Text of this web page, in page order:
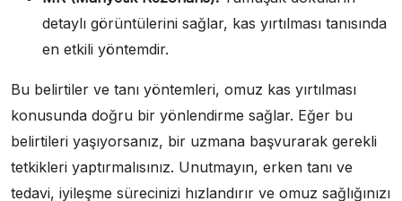
detaylı görüntülerini sağlar, kas yırtılması tanısında
en etkili yöntemdir.
Bu belirtiler ve tanı yöntemleri, omuz kas yırtılması
konusunda doğru bir yönlendirme sağlar. Eğer bu
belirtileri yaşıyorsanız, bir uzmana başvurarak gerekli
tetkikleri yaptırmalısınız. Unutmayın, erken tanı ve
tedavi, iyileşme sürecinizi hızlandırır ve omuz sağlığınızı